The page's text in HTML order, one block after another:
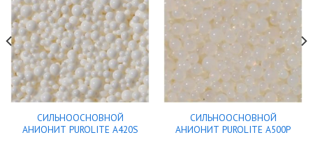
СИЛЬНООСНОВНОЙ
АНИОНИТ PUROLITE A420S
СИЛЬНООСНОВНОЙ
АНИОНИТ PUROLITE A500P